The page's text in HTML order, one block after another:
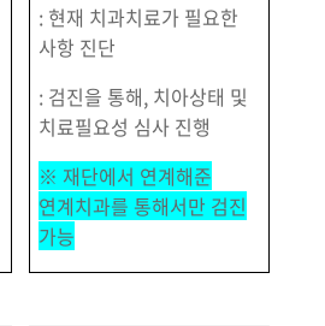
: 현재 치과치료가 필요한
사항 진단
: 검진을 통해, 치아상태 및
치료필요성 심사 진행
※ 재단에서 연계해준
연계치과를 통해서만 검진
가능